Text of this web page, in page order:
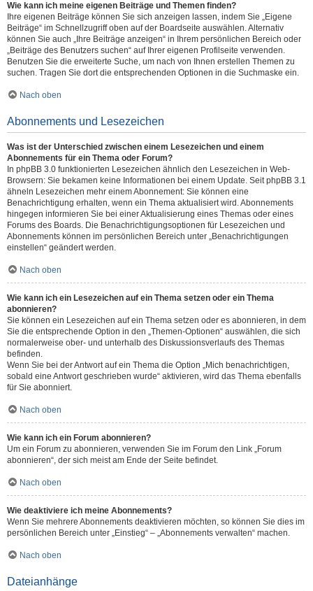
Wie kann ich meine eigenen Beiträge und Themen finden?
Ihre eigenen Beiträge können Sie sich anzeigen lassen, indem Sie „Eigene
Beiträge“ im Schnellzugriff oben auf der Boardseite auswählen. Alternativ
können Sie auch „Ihre Beiträge anzeigen“ in Ihrem persönlichen Bereich oder
„Beiträge des Benutzers suchen“ auf Ihrer eigenen Profilseite verwenden.
Benutzen Sie die erweiterte Suche, um nach von Ihnen erstellen Themen zu
suchen. Tragen Sie dort die entsprechenden Optionen in die Suchmaske ein.
Nach oben
Abonnements und Lesezeichen
Was ist der Unterschied zwischen einem Lesezeichen und einem
Abonnements für ein Thema oder Forum?
In phpBB 3.0 funktionierten Lesezeichen ähnlich den Lesezeichen in Web-
Browsern: Sie bekamen keine Informationen bei einem Update. Seit phpBB 3.1
ähneln Lesezeichen mehr einem Abonnement: Sie können eine
Benachrichtigung erhalten, wenn ein Thema aktualisiert wird. Abonnements
hingegen informieren Sie bei einer Aktualisierung eines Themas oder eines
Forums des Boards. Die Benachrichtigungsoptionen für Lesezeichen und
Abonnements können im persönlichen Bereich unter „Benachrichtigungen
einstellen“ geändert werden.
Nach oben
Wie kann ich ein Lesezeichen auf ein Thema setzen oder ein Thema
abonnieren?
Sie können ein Lesezeichen auf ein Thema setzen oder es abonnieren, in dem
Sie die entsprechende Option in den „Themen-Optionen“ auswählen, die sich
normalerweise ober- und unterhalb des Diskussionsverlaufs des Themas
befinden.
Wenn Sie bei der Antwort auf ein Thema die Option „Mich benachrichtigen,
sobald eine Antwort geschrieben wurde“ aktivieren, wird das Thema ebenfalls
für Sie abonniert.
Nach oben
Wie kann ich ein Forum abonnieren?
Um ein Forum zu abonnieren, verwenden Sie im Forum den Link „Forum
abonnieren“, der sich meist am Ende der Seite befindet.
Nach oben
Wie deaktiviere ich meine Abonnements?
Wenn Sie mehrere Abonnements deaktivieren möchten, so können Sie dies im
persönlichen Bereich unter „Einstieg“ – „Abonnements verwalten“ machen.
Nach oben
Dateianhänge